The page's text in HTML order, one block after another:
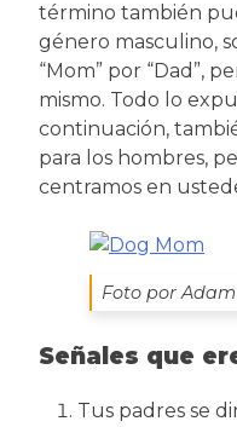
término también
género masculino,
“Mom” por “Dad”,
mismo. Todo lo
continuación,
para los hombres,
centramos en
Foto por
Señales que
Tus padres se